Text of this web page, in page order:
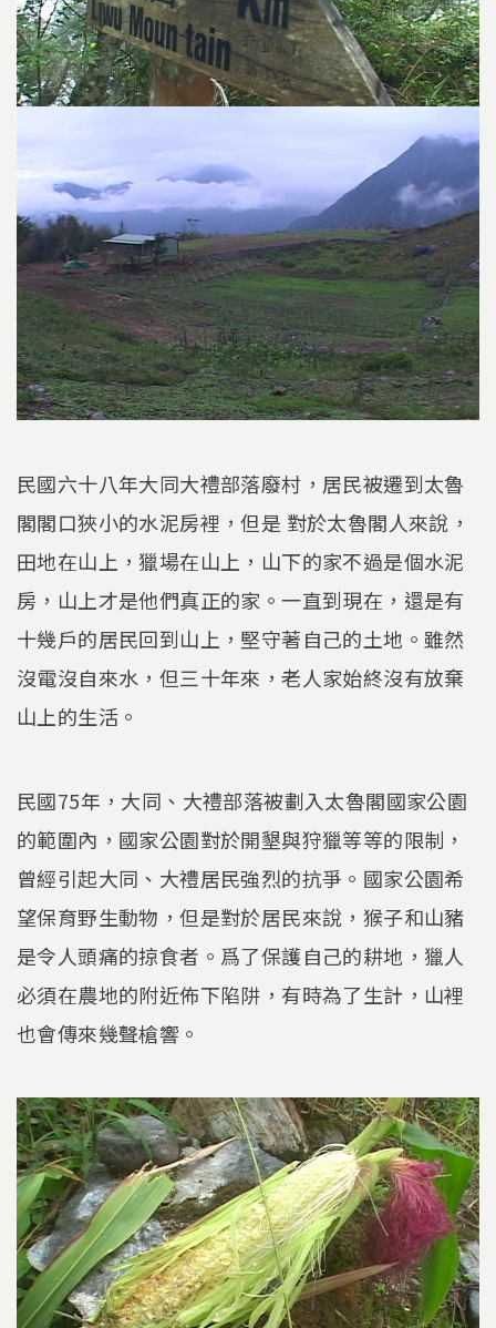
民國六十八年大同大禮部落廢村，居民被遷到太魯
閣閣口狹小的水泥房裡，但是 對於太魯閣人來說，
田地在山上，獵場在山上，山下的家不過是個水泥
房，山上才是他們真正的家。一直到現在，還是有
十幾戶的居民回到山上，堅守著自己的土地。雖然
沒電沒自來水，但三十年來，老人家始終沒有放棄
山上的生活。
民國75年，大同、大禮部落被劃入太魯閣國家公園
的範圍內，國家公園對於開墾與狩獵等等的限制，
曾經引起大同、大禮居民強烈的抗爭。國家公園希
望保育野生動物，但是對於居民來說，猴子和山豬
是令人頭痛的掠食者。爲了保護自己的耕地，獵人
必須在農地的附近佈下陷阱，有時為了生計，山裡
也會傳來幾聲槍響。